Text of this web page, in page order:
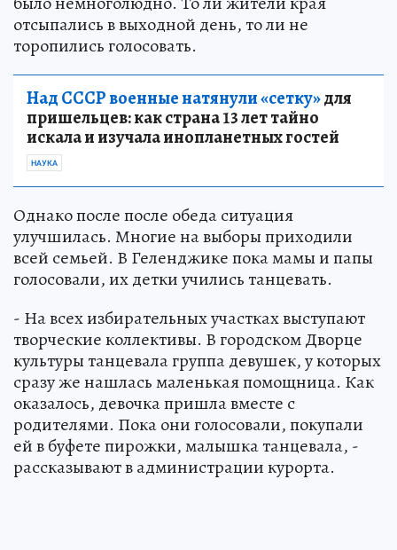
отсыпались в выходной день, то ли не
торопились голосовать.
Над СССР военные натянули «сетку»для
пришельцев: как страна 13 лет тайно
искала и изучала инопланетных гостей
НАУКА
Однако после после обеда ситуация
улучшилась. Многие на выборы приходили
всей семьей. В Геленджике пока мамы и папы
голосовали, их детки учились танцевать.
- На всех избирательных участках выступают
творческие коллективы. В городском Дворце
культуры танцевала группа девушек, у которых
сразу же нашлась маленькая помощница. Как
оказалось, девочка пришла вместе с
родителями. Пока они голосовали, покупали
ей в буфете пирожки, малышка танцевала, -
рассказывают в администрации курорта.